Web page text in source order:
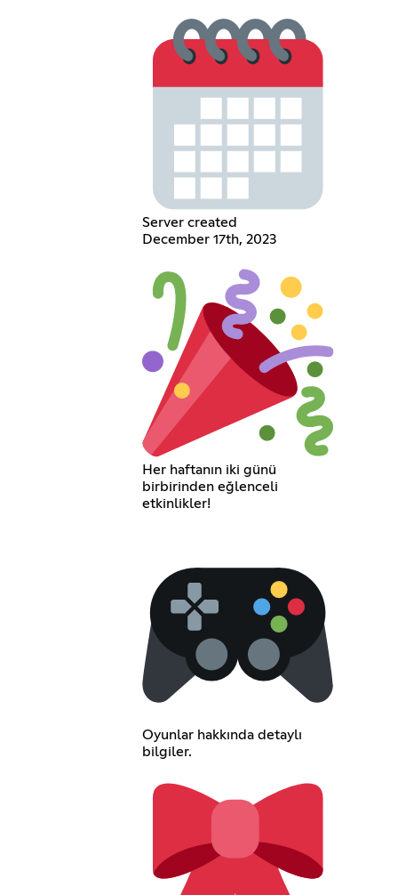
Server created
December 17th, 2023
Her haftanın iki günü
birbirinden eğlenceli
etkinlikler!
Oyunlar hakkında detaylı
bilgiler.